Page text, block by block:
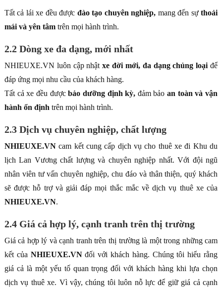
Tất cả lái xe đều được đào tạo chuyên nghiệp, mang đến sựthoải
mái và yên tâmtrên mọi hành trình.
2.2 Dòng xe đa dạng, mới nhất
NHIEUXE.VN luôn cập nhậtxe đời mới, đa dạng chủng loại để
đáp ứng mọi nhu cầu của khách hàng.
Tất cả xe đều đượcbảo dưỡng định kỳ, đảm bảoan toàn và vận
hành ổn định trên mọi hành trình.
2.3 Dịch vụ chuyên nghiệp, chất lượng
NHIEUXE.VNcam kết cung cấp dịch vụ cho thuê xe đi Khu du
lịch Lan Vương chất lượng và chuyên nghiệp nhất. Với đội ngũ
nhân viên tư vấn chuyên nghiệp, chu đáo và thân thiện, quý khách
sẽ được hỗ trợ và giải đáp mọi thắc mắc về dịch vụ thuê xe của
NHIEUXE.VN.
2.4 Giá cả hợp lý, cạnh tranh trên thị trường
Giá cả hợp lý và cạnh tranh trên thị trường là một trong những cam
kết của NHIEUXE.VNđối với khách hàng. Chúng tôi hiểu rằng
giá cả là một yếu tố quan trọng đối với khách hàng khi lựa chọn
dịch vụ thuê xe. Vì vậy, chúng tôi luôn nỗ lực để giữ giá cả cạnh